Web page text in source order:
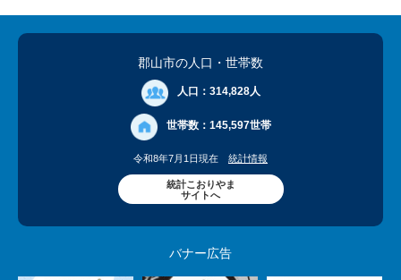
郡山市の人口 ・世帯数
人口： 314,828人
世帯数： 145,597世帯
令和8年7月1日現在 統計情報
統計こおりやま
サイトへ
バナー広告